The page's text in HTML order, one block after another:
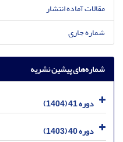
مقالات آماده انتشار
شماره جاری
شماره‌های پیشین نشریه
دوره 41 (1404)
دوره 40 (1403)